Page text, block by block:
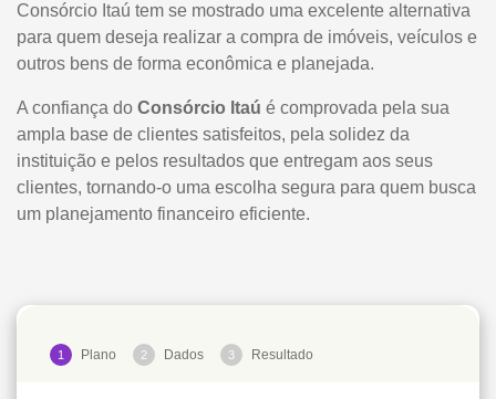
Consórcio Itaú tem se mostrado uma excelente alternativa
para quem deseja realizar a compra de imóveis, veículos e
outros bens de forma econômica e planejada.
A confiança do Consórcio Itaú é comprovada pela sua
ampla base de clientes satisfeitos, pela solidez da
instituição e pelos resultados que entregam aos seus
clientes, tornando-o uma escolha segura para quem busca
um planejamento financeiro eficiente.
1 Plano 2 Dados 3 Resultado